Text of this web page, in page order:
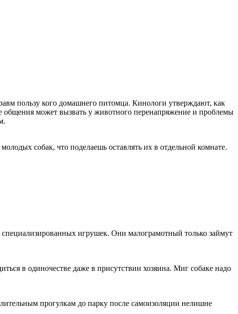
пользу кого домашнего питомца. Кинологи утверждают, как
общения может вызвать у животного перенапряжение и проблемы
собак, что поделаешь оставлять их в отдельной комнате.
специализированных игрушек. Они малограмотный только займут
в одиночестве даже в присутствии хозяина. Миг собаке надо
прогулкам до парку после самоизоляции нелишне